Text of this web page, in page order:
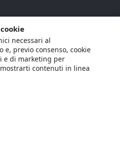
i diritti riservati.
Società di
servizi
necessari al
e, previo consenso, cookie
e di marketing per
contenuti in linea